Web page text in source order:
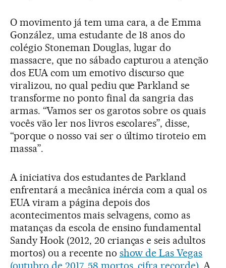
O movimento já tem uma cara, a de Emma
González, uma estudante de 18 anos do
colégio Stoneman Douglas, lugar do
massacre, que no sábado capturou a atenção
dos EUA com um emotivo discurso que
viralizou, no qual pediu que Parkland se
transforme no ponto final da sangria das
armas. “Vamos ser os garotos sobre os quais
vocês vão ler nos livros escolares”, disse,
“porque o nosso vai ser o último tiroteio em
massa”.
A iniciativa dos estudantes de Parkland
enfrentará a mecânica inércia com a qual os
EUA viram a página depois dos
acontecimentos mais selvagens, como as
matanças da escola de ensino fundamental
Sandy Hook (2012, 20 crianças e seis adultos
mortos) ou a recente no show de Las Vegas
(outubro de 2017, 58 mortos, cifra recorde) . A